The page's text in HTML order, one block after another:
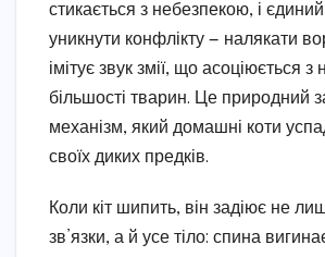
стикається з небезпекою, і
уникнути конфлікту — налякати
імітує звук змії, що асоціюється
більшості тварин. Це природний
механізм, який домашні коти
своїх диких предків.
Коли кіт шипить, він задіює не
зв’язки, а й усе тіло: спина